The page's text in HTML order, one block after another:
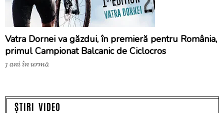
Vatra Dornei va găzdui, în premieră pentru România,
primul Campionat Balcanic de Ciclocros
3 ani în urmă
ȘTIRI VIDEO